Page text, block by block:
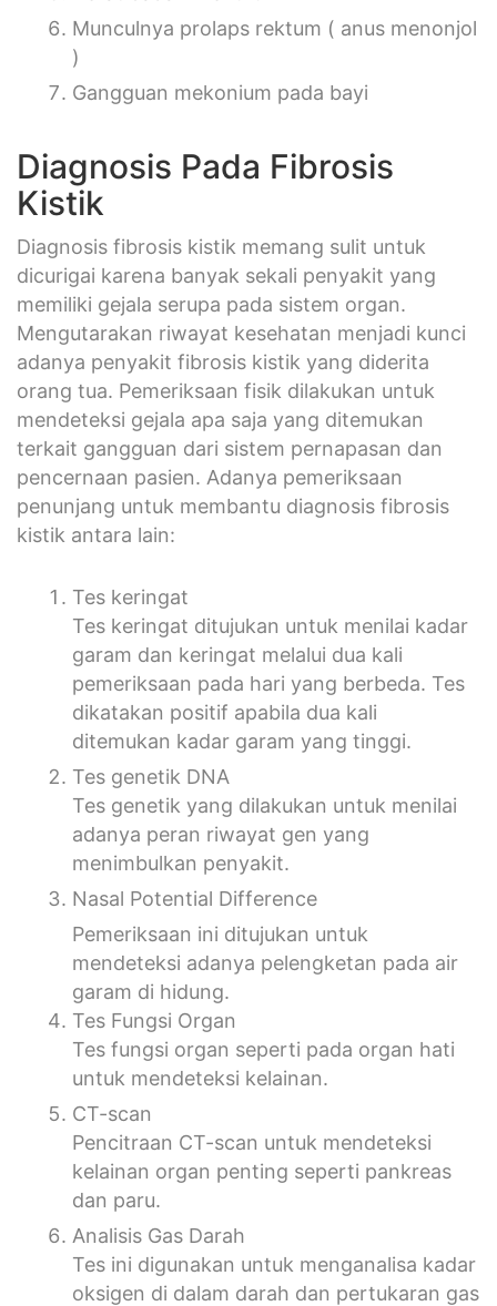
Munculnya prolaps rektum ( anus menonjol
)
Gangguan mekonium pada bayi
Diagnosis Pada Fibrosis
Kistik
Diagnosis fibrosis kistik memang sulit untuk
dicurigai karena banyak sekali penyakit yang
memiliki gejala serupa pada sistem organ.
Mengutarakan riwayat kesehatan menjadi kunci
adanya penyakit fibrosis kistik yang diderita
orang tua. Pemeriksaan fisik dilakukan untuk
mendeteksi gejala apa saja yang ditemukan
terkait gangguan dari sistem pernapasan dan
pencernaan pasien. Adanya pemeriksaan
penunjang untuk membantu diagnosis fibrosis
kistik antara lain:
Tes keringat
Tes keringat ditujukan untuk menilai kadar
garam dan keringat melalui dua kali
pemeriksaan pada hari yang berbeda. Tes
dikatakan positif apabila dua kali
ditemukan kadar garam yang tinggi.
Tes genetik DNA
Tes genetik yang dilakukan untuk menilai
adanya peran riwayat gen yang
menimbulkan penyakit.
Nasal Potential Difference
Pemeriksaan ini ditujukan untuk
mendeteksi adanya pelengketan pada air
garam di hidung.
Tes Fungsi Organ
Tes fungsi organ seperti pada organ hati
untuk mendeteksi kelainan.
CT-scan
Pencitraan CT-scan untuk mendeteksi
kelainan organ penting seperti pankreas
dan paru.
Analisis Gas Darah
Tes ini digunakan untuk menganalisa kadar
oksigen di dalam darah dan pertukaran gas